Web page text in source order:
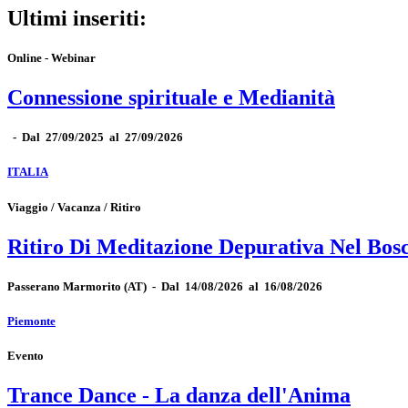
Ultimi inseriti:
Online - Webinar
Connessione spirituale e Medianità
- Dal 27/09/2025 al 27/09/2026
ITALIA
Viaggio / Vacanza / Ritiro
Ritiro Di Meditazione Depurativa Nel
Passerano Marmorito (AT) - Dal 14/08/2026 al 16/08/2026
Piemonte
Evento
Trance Dance - La danza dell'Anima